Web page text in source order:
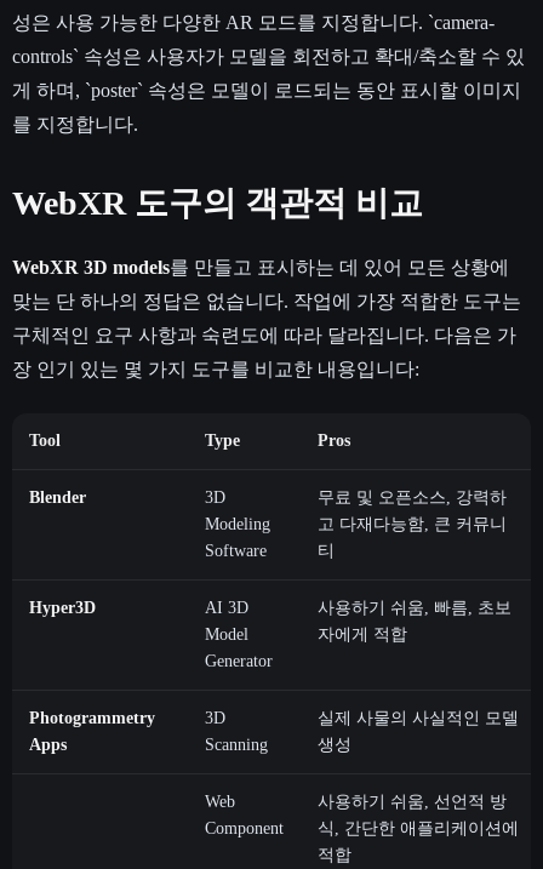
성은 사용 가능한 다양한 AR 모드를 지정합니다. `camera-
controls` 속성은 사용자가 모델을 회전하고 확대/축소할 수 있
게 하며, `poster` 속성은 모델이 로드되는 동안 표시할 이미지
를 지정합니다.
WebXR 도구의 객관적 비교
WebXR 3D models를 만들고 표시하는 데 있어 모든 상황에
맞는 단 하나의 정답은 없습니다. 작업에 가장 적합한 도구는
구체적인 요구 사항과 숙련도에 따라 달라집니다. 다음은 가
장 인기 있는 몇 가지 도구를 비교한 내용입니다:
Tool Type Pros
Blender
3D
Modeling
Software
무료 및 오픈소스, 강력하
고 다재다능함, 큰 커뮤니
티
Hyper3D
AI 3D
Model
Generator
사용하기 쉬움, 빠름, 초보
자에게 적합
Photogrammetry
Apps
3D
Scanning
실제 사물의 사실적인 모델
생성
Web
Component
사용하기 쉬움, 선언적 방
식, 간단한 애플리케이션에
적합